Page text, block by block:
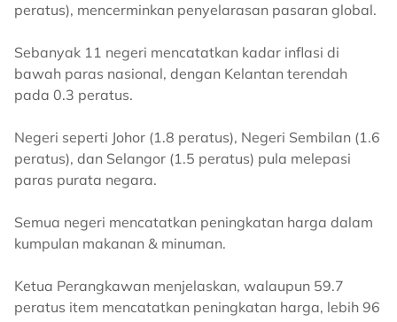
peratus), mencerminkan penyelarasan pasaran global.
Sebanyak 11 negeri mencatatkan kadar inflasi di
bawah paras nasional, dengan Kelantan terendah
pada 0.3 peratus.
Negeri seperti Johor (1.8 peratus), Negeri Sembilan (1.6
peratus), dan Selangor (1.5 peratus) pula melepasi
paras purata negara.
Semua negeri mencatatkan peningkatan harga dalam
kumpulan makanan & minuman.
Ketua Perangkawan menjelaskan, walaupun 59.7
peratus item mencatatkan peningkatan harga, lebih 96